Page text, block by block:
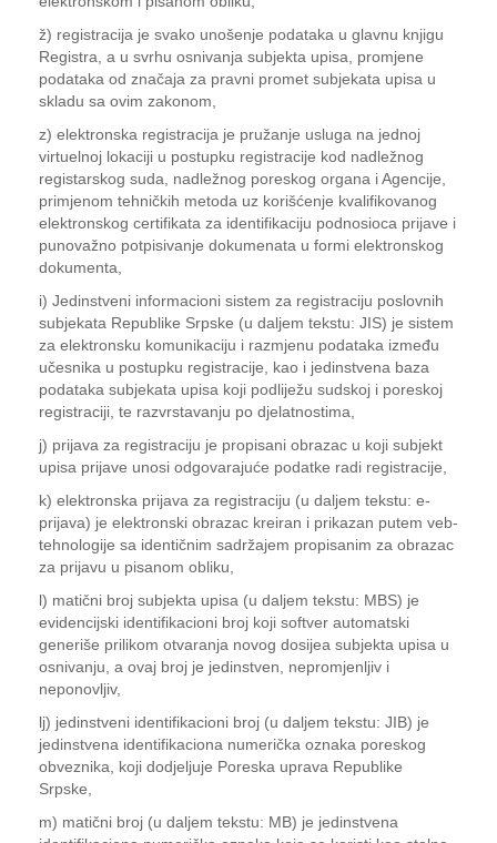
ž) registracija je svako unošenje podataka u glavnu knjigu
Registra, a u svrhu osnivanja subjekta upisa, promjene
podataka od značaja za pravni promet subjekata upisa u
skladu sa ovim zakonom,
z) elektronska registracija je pružanje usluga na jednoj
virtuelnoj lokaciji u postupku registracije kod nadležnog
registarskog suda, nadležnog poreskog organa i Agencije,
primjenom tehničkih metoda uz korišćenje kvalifikovanog
elektronskog certifikata za identifikaciju podnosioca prijave i
punovažno potpisivanje dokumenata u formi elektronskog
dokumenta,
i) Jedinstveni informacioni sistem za registraciju poslovnih
subjekata Republike Srpske (u daljem tekstu: JIS) je sistem
za elektronsku komunikaciju i razmjenu podataka između
učesnika u postupku registracije, kao i jedinstvena baza
podataka subjekata upisa koji podliježu sudskoj i poreskoj
registraciji, te razvrstavanju po djelatnostima,
j) prijava za registraciju je propisani obrazac u koji subjekt
upisa prijave unosi odgovarajuće podatke radi registracije,
k) elektronska prijava za registraciju (u daljem tekstu: e-
prijava) je elektronski obrazac kreiran i prikazan putem veb-
tehnologije sa identičnim sadržajem propisanim za obrazac
za prijavu u pisanom obliku,
l) matični broj subjekta upisa (u daljem tekstu: MBS) je
evidencijski identifikacioni broj koji softver automatski
generiše prilikom otvaranja novog dosijea subjekta upisa u
osnivanju, a ovaj broj je jedinstven, nepromjenljiv i
neponovljiv,
lj) jedinstveni identifikacioni broj (u daljem tekstu: JIB) je
jedinstvena identifikaciona numerička oznaka poreskog
obveznika, koji dodjeljuje Poreska uprava Republike
Srpske,
m) matični broj (u daljem tekstu: MB) je jedinstvena